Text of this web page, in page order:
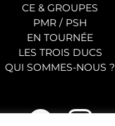
CE & GROUPES
PMR / PSH
EN TOURNÉE
LES TROIS DUCS
QUI SOMMES-NOUS ?